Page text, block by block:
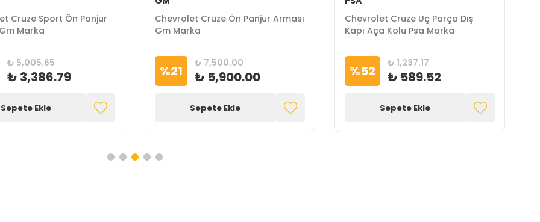
Cruze Sport Ön Panjur
Marka
₺ 5,005.65
₺ 3,386.79
Sepete Ekle
Chevrolet Cruze Ön Panjur Arması
Gm Marka
%21 ₺ 7,500.00
₺ 5,900.00
Sepete Ekle
Chevrolet Cruze Uç Parça Dış
Kapı Aça Kolu Psa Marka
%52 ₺ 1,237.17
₺ 589.52
Sepete Ekle